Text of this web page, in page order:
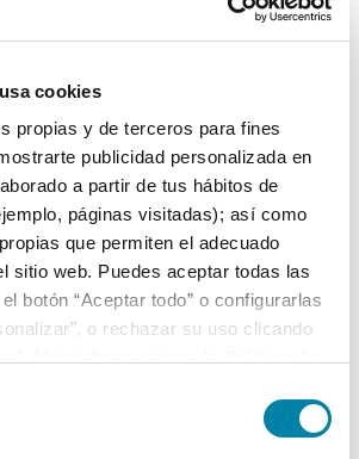
cookies
propias y de terceros para fines
publicidad personalizada en
a partir de tus hábitos de
páginas visitadas); así como
que permiten el adecuado
sitio web. Puedes aceptar todas las
botón “Aceptar todo” o configurarlas
o rechazar su uso clicando
-100€
PRECIO JUSTO 0.83%
Manual